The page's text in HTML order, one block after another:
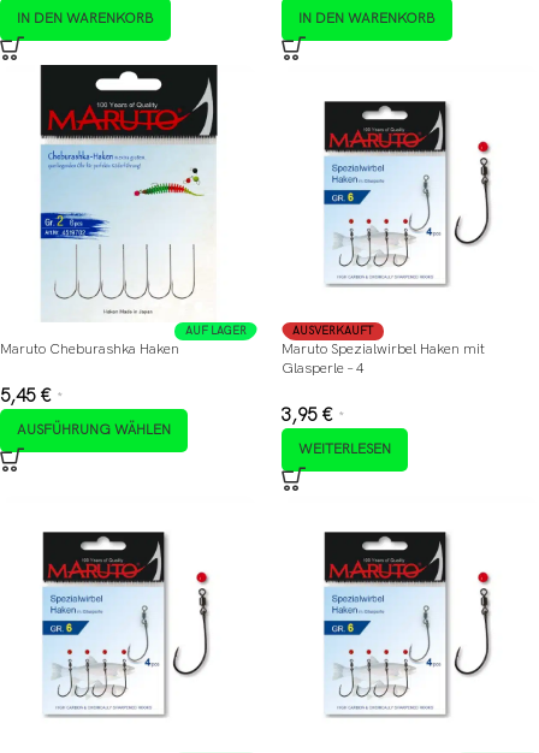
IN DEN WARENKORB
IN DEN WARENKORB
AUF LAGER
Maruto Cheburashka Haken
5,45 € *
AUSFÜHRUNG WÄHLEN
AUSVERKAUFT
Maruto Spezialwirbel Haken mit
Glasperle – 4
3,95 € *
WEITERLESEN